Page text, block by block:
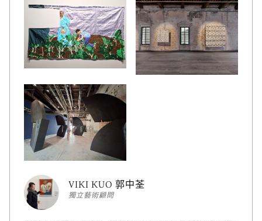
VIKI KUO 郭中荃
獨立藝術顧問